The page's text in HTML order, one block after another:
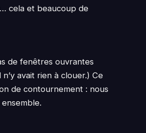
cela et beaucoup de
de fenêtres ouvrantes
avait rien à clouer.) Ce
de contournement : nous